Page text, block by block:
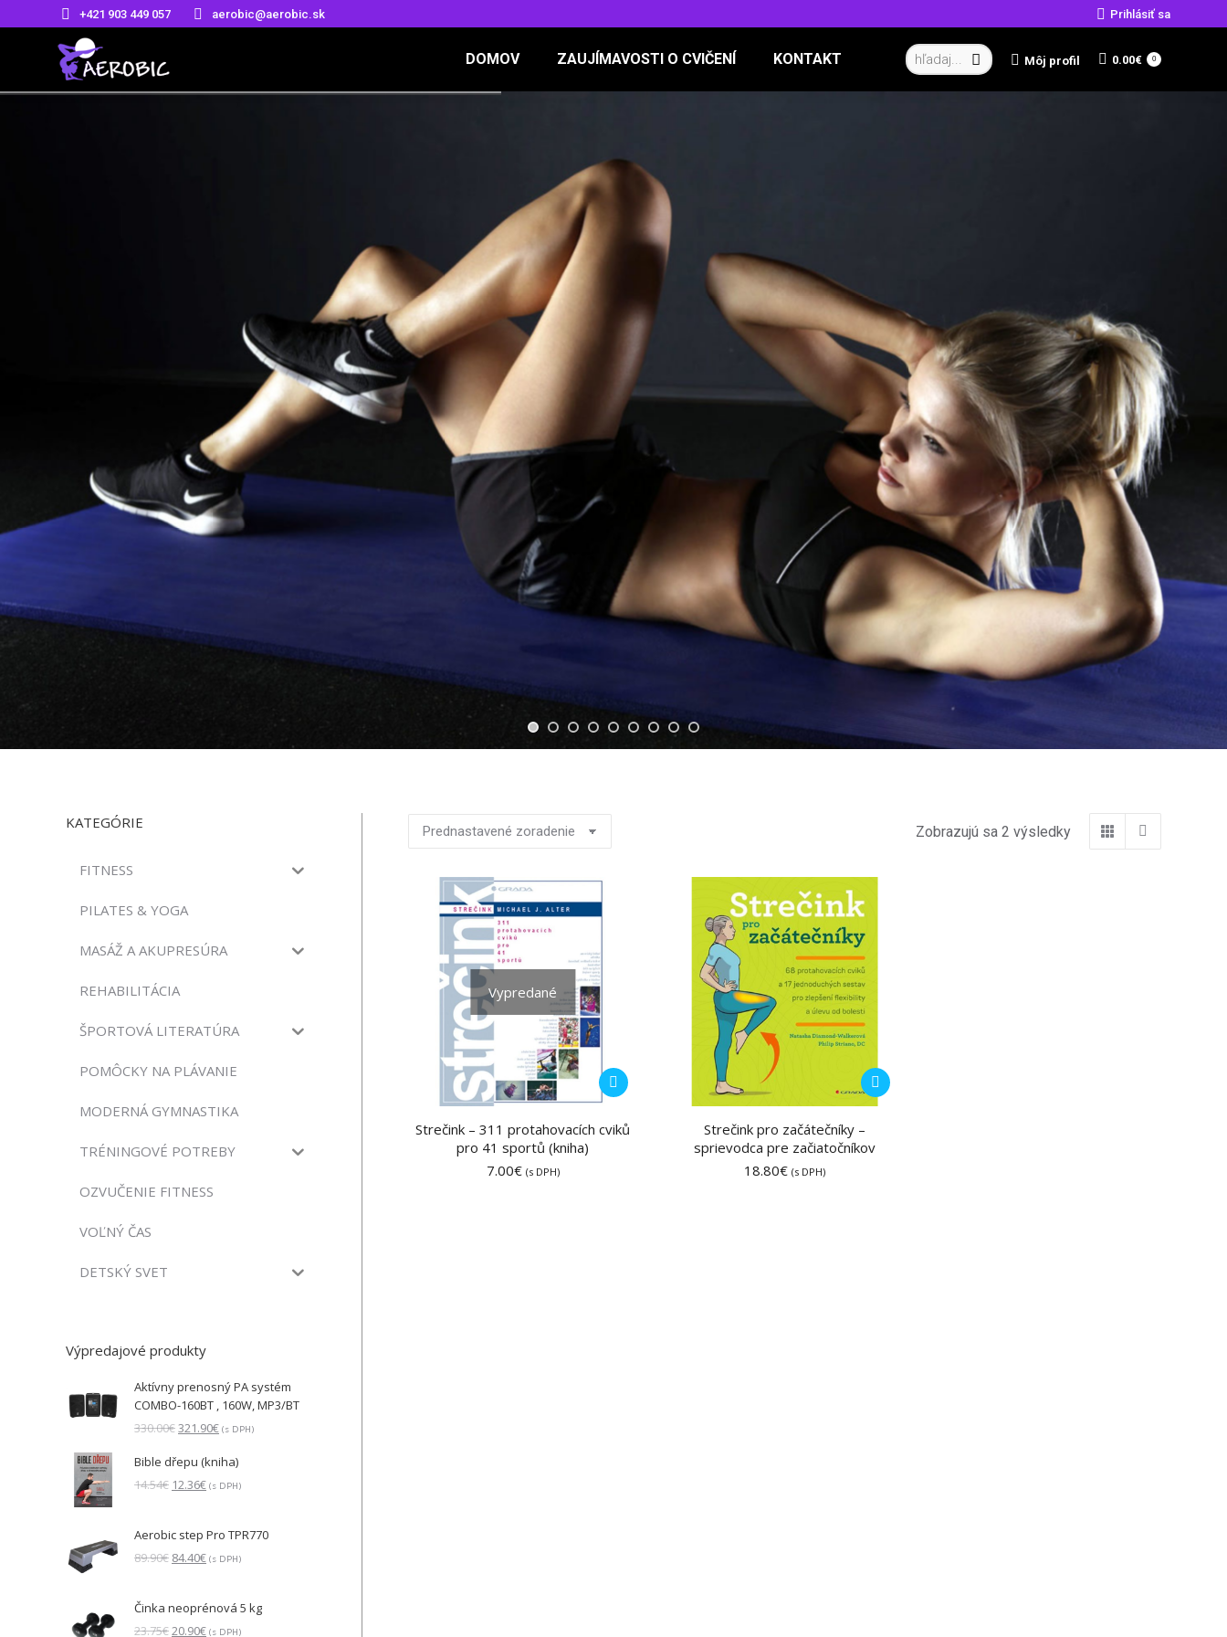
+421 903 449 057 aerobic@aerobic.sk Prihlásiť sa
DOMOV ZAUJÍMAVOSTI O CVIČENÍ KONTAKT Vyhľadávanie: Môj profil 0.00€ 0
Zobrazujú sa 2 výsledky
Vypredané
Strečink – 311 protahovacích cviků
pro 41 sportů (kniha)
7.00€ (s DPH)
Strečink pro začátečníky –
sprievodca pre začiatočníkov
18.80€ (s DPH)
KATEGÓRIE
FITNESS
PILATES & YOGA
MASÁŽ A AKUPRESÚRA
REHABILITÁCIA
ŠPORTOVÁ LITERATÚRA
POMÔCKY NA PLÁVANIE
MODERNÁ GYMNASTIKA
TRÉNINGOVÉ POTREBY
OZVUČENIE FITNESS
VOĽNÝ ČAS
DETSKÝ SVET
Výpredajové produkty
Aktívny prenosný PA systém
COMBO-160BT , 160W, MP3/BT
330.00€Pôvodná
bola:
330.00€.
321.90€Aktuálna
je:
321.90€.
(s DPH)
Bible dřepu (kniha)
14.54€ Pôvodná
14.54€.
12.36€Aktuálna
12.36€.
(s DPH)
Aerobic step Pro TPR770
89.90€ Pôvodná
89.90€.
84.40€Aktuálna
84.40€.
(s DPH)
Činka neoprénová 5 kg
23.75€ Pôvodná
20.90€Aktuálna
(s DPH)